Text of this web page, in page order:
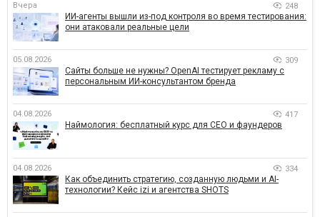
Вчера 248
ИИ-агенты вышли из-под контроля во время тестирования:
они атаковали реальные цели
05.08.2026 309
Сайты больше не нужны? OpenAI тестирует рекламу с
персональным ИИ-консультантом бренда
04.08.2026 417
Наймология: бесплатный курс для CEO и фаундеров
04.08.2026 334
Как объединить стратегию, созданную людьми и AI-
технологии? Кейс izi и агентства SHOTS